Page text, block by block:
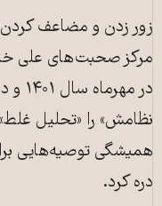
زور زدن و مضاعف
در
نظامش» را «تحلیل
همیشگی توصیه‌هایی
دره کرد.